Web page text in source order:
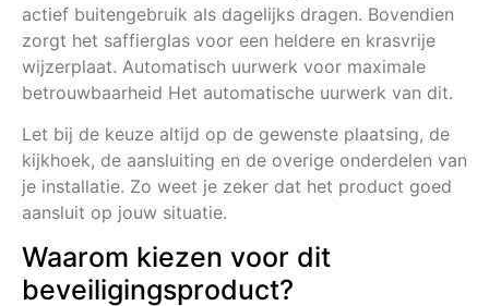
actief buitengebruik als dagelijks dragen. Bovendien
zorgt het saffierglas voor een heldere en krasvrije
wijzerplaat. Automatisch uurwerk voor maximale
betrouwbaarheid Het automatische uurwerk van dit.
Let bij de keuze altijd op de gewenste plaatsing, de
kijkhoek, de aansluiting en de overige onderdelen van
je installatie. Zo weet je zeker dat het product goed
aansluit op jouw situatie.
Waarom kiezen voor dit
beveiligingsproduct?